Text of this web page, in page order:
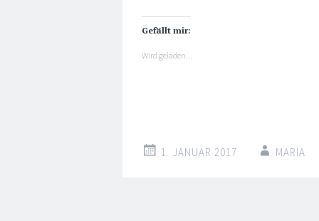
teilen
(Wird
in
Fenster
geöffnet)
teilen
(Wird
in
geöffnet)
Gefällt mir:
Wird geladen...
1. JANUAR 2017 MARIA